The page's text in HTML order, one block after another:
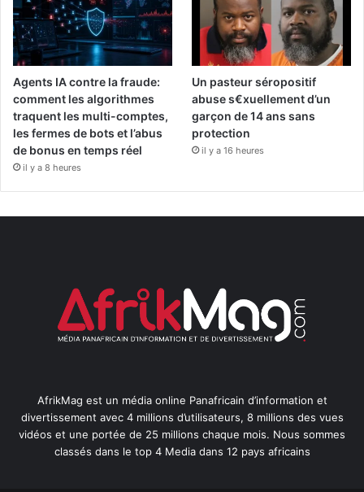
Agents IA contre la fraude:
comment les algorithmes
traquent les multi-comptes,
les fermes de bots et l’abus
de bonus en temps réel
il y a 8 heures
Un pasteur séropositif
abuse s€xuellement d’un
garçon de 14 ans sans
protection
il y a 16 heures
AfrikMag est un média online Panafricain d’information et
divertissement avec 4 millions d’utilisateurs, 8 millions des vues
vidéos et une portée de 25 millions chaque mois. Nous sommes
classés dans le top 4 Media dans 12 pays africains